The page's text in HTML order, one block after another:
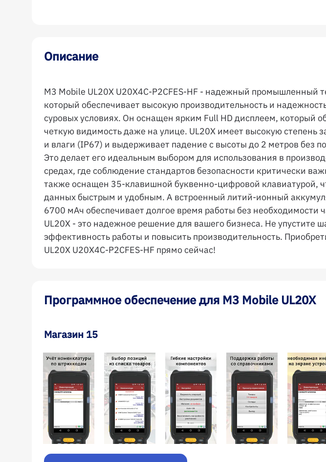
Описание
M3 Mobile UL20X U20X4C-P2CFES-HF - надежный промышленный
который обеспечивает высокую производительность и
суровых условиях. Он оснащен ярким Full HD дисплеем, который
четкую видимость даже на улице. UL20X имеет высокую степень
и влаги (IP67) и выдерживает падение с высоты до 2 метров без
Это делает его идеальным выбором для использования в
средах, где соблюдение стандартов безопасности критически
также оснащен 35-клавишной буквенно-цифровой клавиатурой,
данных быстрым и удобным. А встроенный литий-ионный
6700 мАч обеспечивает долгое время работы без необходимости
UL20X - это надежное решение для вашего бизнеса. Не упустите
эффективность работы и повысить производительность.
UL20X U20X4C-P2CFES-HF прямо сейчас!
Программное обеспечение для M3 Mobile UL20X
Магазин 15